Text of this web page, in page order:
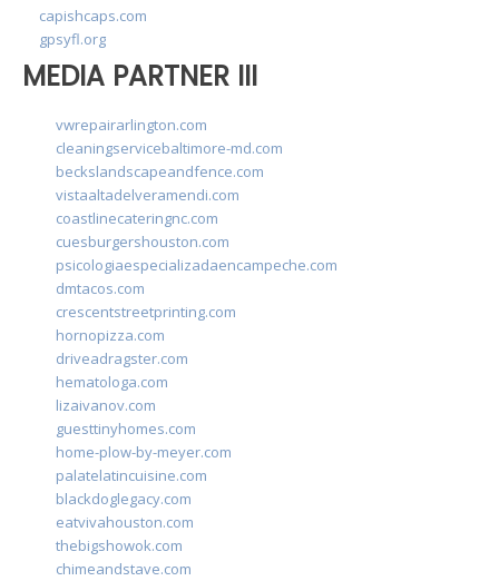
capishcaps.com
gpsyfl.org
MEDIA PARTNER III
vwrepairarlington.com
cleaningservicebaltimore-md.com
beckslandscapeandfence.com
vistaaltadelveramendi.com
coastlinecateringnc.com
cuesburgershouston.com
psicologiaespecializadaencampeche.com
dmtacos.com
crescentstreetprinting.com
hornopizza.com
driveadragster.com
hematologa.com
lizaivanov.com
guesttinyhomes.com
home-plow-by-meyer.com
palatelatincuisine.com
blackdoglegacy.com
eatvivahouston.com
thebigshowok.com
chimeandstave.com